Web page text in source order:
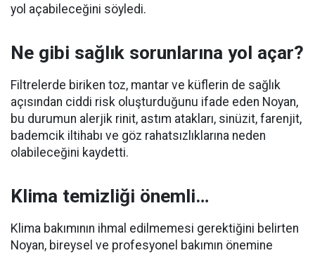
yol açabileceğini söyledi.
Ne gibi sağlık sorunlarına yol açar?
Filtrelerde biriken toz, mantar ve küflerin de sağlık
açısından ciddi risk oluşturduğunu ifade eden Noyan,
bu durumun alerjik rinit, astım atakları, sinüzit, farenjit,
bademcik iltihabı ve göz rahatsızlıklarına neden
olabileceğini kaydetti.
Klima temizliği önemli…
Klima bakımının ihmal edilmemesi gerektiğini belirten
Noyan, bireysel ve profesyonel bakımın önemine